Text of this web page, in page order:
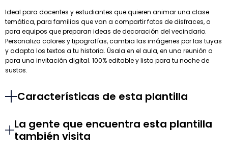
Ideal para docentes y estudiantes que quieren animar una clase
temática, para familias que van a compartir fotos de disfraces, o
para equipos que preparan ideas de decoración del vecindario.
Personaliza colores y tipografías, cambia las imágenes por las tuyas
y adapta los textos a tu historia. Úsala en el aula, en una reunión o
para una invitación digital. 100% editable y lista para tu noche de
sustos.
Características de esta plantilla
La gente que encuentra esta plantilla
también visita